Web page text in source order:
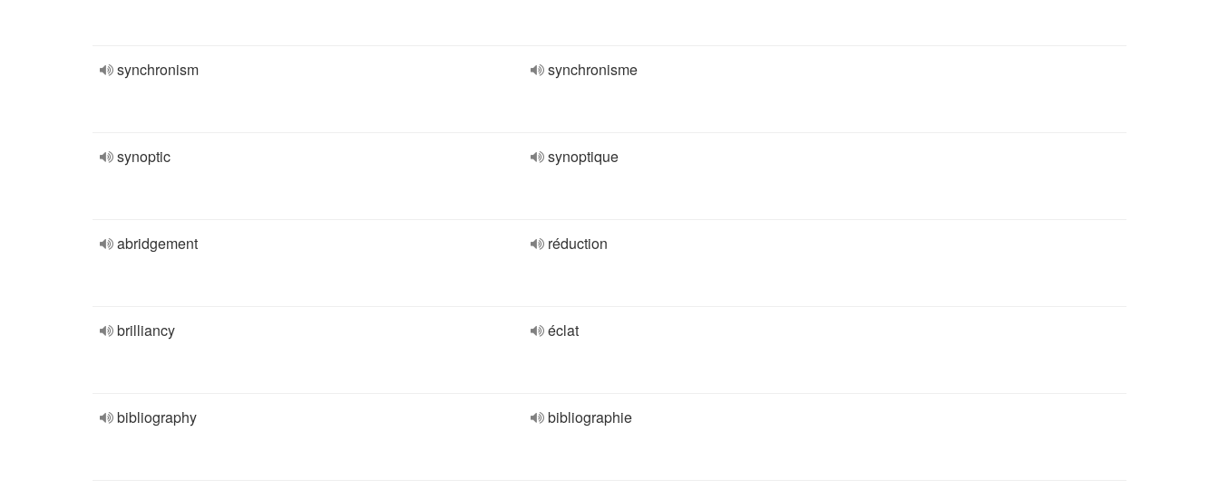
synchronism synchronisme
synoptic synoptique
abridgement réduction
brilliancy éclat
bibliography bibliographie